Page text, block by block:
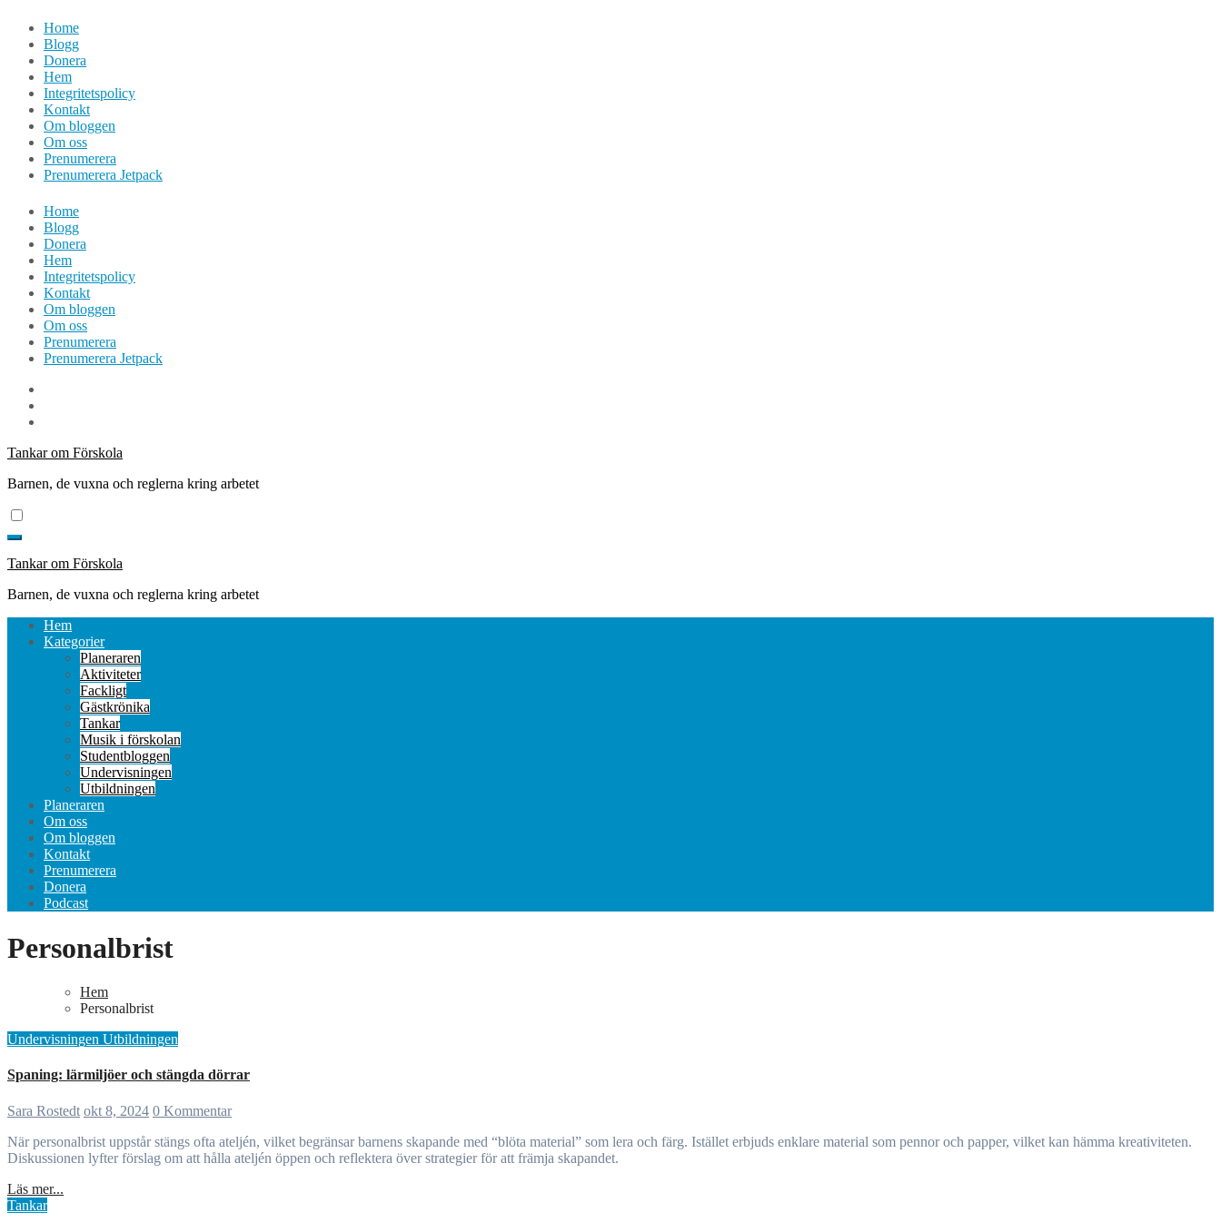
Hoppa
innehåll
Home
Blogg
Donera
Hem
Integritetspolicy
Kontakt
Om bloggen
Om oss
Prenumerera
Prenumerera Jetpack
Home
Blogg
Donera
Hem
Integritetspolicy
Kontakt
Om bloggen
Om oss
Prenumerera
Prenumerera Jetpack
Tankar om Förskola
Barnen, de vuxna och reglerna kring arbetet
Tankar om Förskola
Barnen, de vuxna och reglerna kring arbetet
Hem
Kategorier
Planeraren
Aktiviteter
Fackligt
Gästkrönika
Tankar
Musik i förskolan
Studentbloggen
Undervisningen
Utbildningen
Planeraren
Om oss
Om bloggen
Kontakt
Prenumerera
Donera
Podcast
Personalbrist
Hem
Personalbrist
Undervisningen Utbildningen
Spaning: lärmiljöer och stängda dörrar
Sara Rostedt okt 8, 2024 0 Kommentar
När personalbrist uppstår stängs ofta ateljén, vilket begränsar barnens skapande med “blöta material” som lera och färg. Istället erbjuds enklare material som pennor och papper, vilket kan hämma kreativiteten.
Diskussionen lyfter förslag om att hålla ateljén öppen och reflektera över strategier för att främja skapandet.
Läs mer...
Tankar